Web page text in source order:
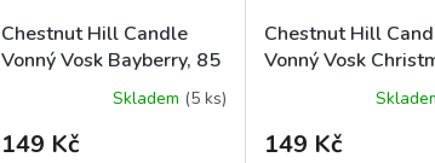
Chestnut Hill Candle
Vonný Vosk Bayberry, 85
Skladem (5 ks)
149 Kč
Chestnut Hill
Vonný Vosk
the Country, 85 g
149 Kč